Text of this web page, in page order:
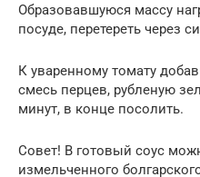
Образовавшуюся массу
посуде, перетереть через
К уваренному томату
смесь перцев, рубленую
минут, в конце посолить.
Совет! В готовый соус
измельченного